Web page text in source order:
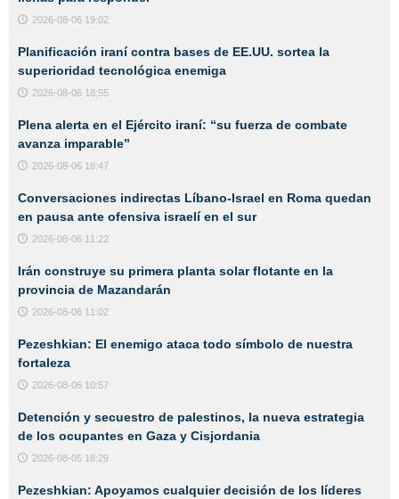
2026-08-06 19:02
Planificación iraní contra bases de EE.UU. sortea la
superioridad tecnológica enemiga
2026-08-06 18:55
Plena alerta en el Ejército iraní: “su fuerza de combate
avanza imparable”
2026-08-06 18:47
Conversaciones indirectas Líbano-Israel en Roma quedan
en pausa ante ofensiva israelí en el sur
2026-08-06 11:22
Irán construye su primera planta solar flotante en la
provincia de Mazandarán
2026-08-06 11:02
Pezeshkian: El enemigo ataca todo símbolo de nuestra
fortaleza
2026-08-06 10:57
Detención y secuestro de palestinos, la nueva estrategia
de los ocupantes en Gaza y Cisjordania
2026-08-05 18:29
Pezeshkian: Apoyamos cualquier decisión de los líderes